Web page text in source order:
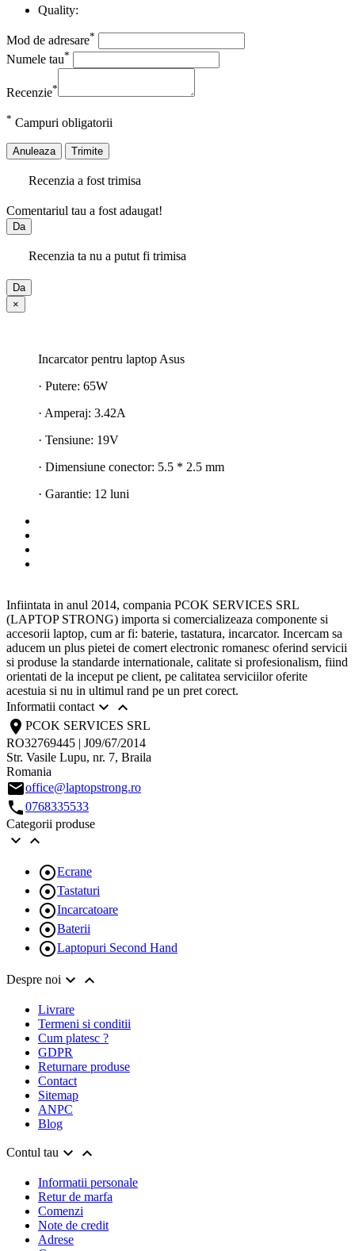
Quality:
Mod de adresare*
Numele tau*
Recenzie*
* Campuri obligatorii
Anuleaza Trimite
Recenzia a fost trimisa
Comentariul tau a fost adaugat!
Da
Recenzia ta nu a putut fi trimisa
Da
×
Incarcator pentru laptop Asus
· Putere: 65W
· Amperaj: 3.42A
· Tensiune: 19V
· Dimensiune conector: 5.5 * 2.5 mm
· Garantie: 12 luni
Infiintata in anul 2014, compania PCOK SERVICES SRL
(LAPTOP STRONG) importa si comercializeaza componente si
accesorii laptop, cum ar fi: baterie, tastatura, incarcator. Incercam sa
aducem un plus pietei de comert electronic romanesc oferind servicii
si produse la standarde internationale, calitate si profesionalism, fiind
orientati de la inceput pe client, pe calitatea serviciilor oferite
acestuia si nu in ultimul rand pe un pret corect.
Informatii contact 
location_on PCOK SERVICES SRL
RO32769445 | J09/67/2014
Str. Vasile Lupu, nr. 7, Braila
Romania
emailoffice@laptopstrong.ro
call0768335533
Categorii produse
 
Ecrane
Tastaturi
Incarcatoare
Baterii
Laptopuri Second Hand
Despre noi  
Livrare
Termeni si conditii
Cum platesc ?
GDPR
Returnare produse
Contact
Sitemap
ANPC
Blog
Contul tau  
Informatii personale
Retur de marfa
Comenzi
Note de credit
Adrese